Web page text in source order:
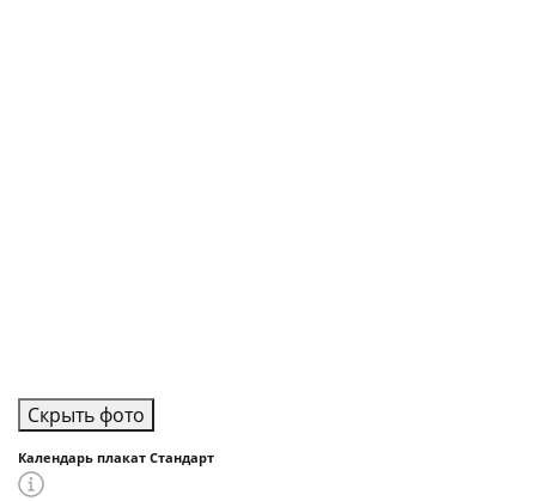
Скрыть фото
Календарь плакат Стандарт